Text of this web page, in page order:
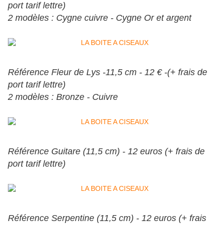
port tarif lettre)
2 modèles : Cygne cuivre - Cygne Or et argent
Référence Fleur de Lys -11,5 cm - 12 € -(+ frais de
port tarif lettre)
2 modèles : Bronze - Cuivre
Référence Guitare (11,5 cm) - 12 euros (+ frais de
port tarif lettre)
Référence Serpentine (11,5 cm) - 12 euros (+ frais